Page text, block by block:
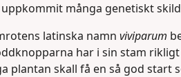
många genetiskt
latinska namn viviparum
har i sin stam
plantan skall få en så god start